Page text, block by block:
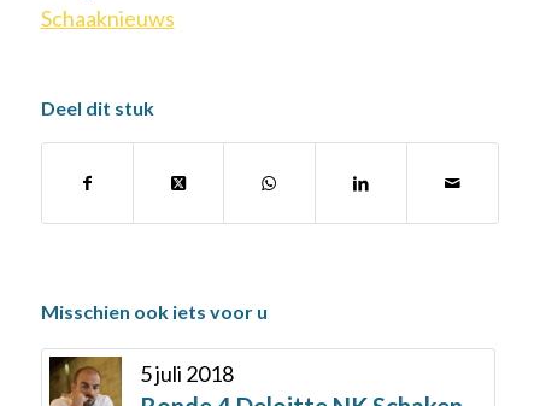
Schaaknieuws
Deel dit stuk
Misschien ook iets voor u
5 juli 2018